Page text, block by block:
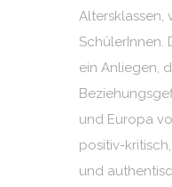
Altersklassen,
SchülerInnen.
ein Anliegen,
und Europa
positiv-
und